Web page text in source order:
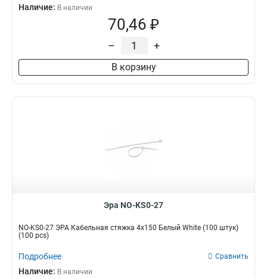
Наличие: В наличии
70,46 ₽
– +
В корзину
Эра NO-KS0-27
NO-KS0-27 ЭРА Кабельная стяжка 4х150 Белый White (100 штук)
(100 pcs)
Подробнее Сравнить
Наличие: В наличии